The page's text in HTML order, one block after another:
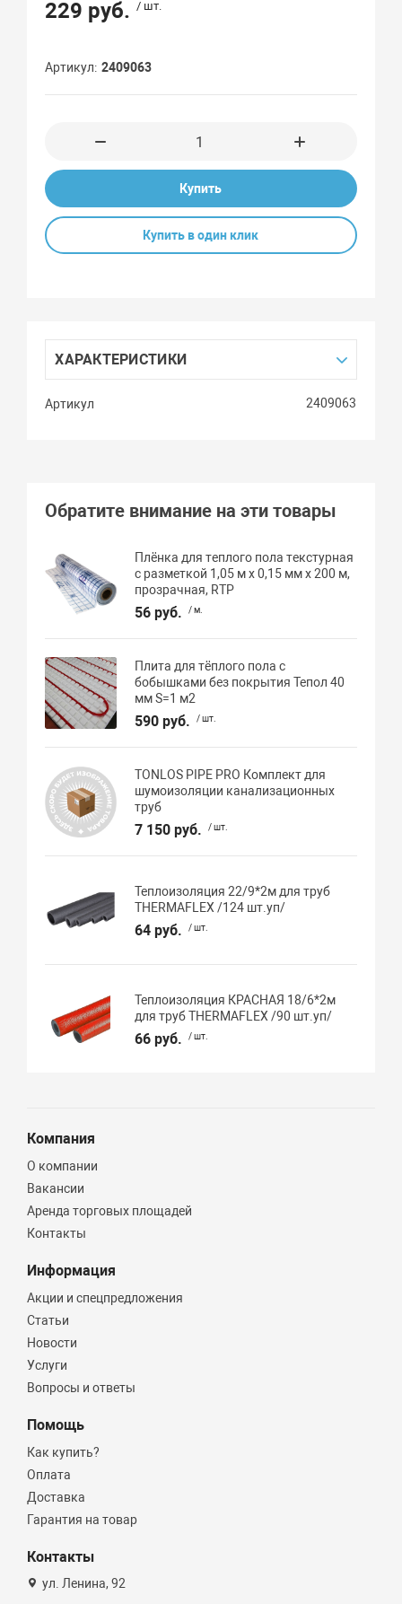
229 руб. / шт.
Артикул 2409063
Купить
Купить в один клик
ХАРАКТЕРИСТИКИ
Артикул 2409063
Обратите внимание на эти товары
Плёнка для теплого пола текстурная
с разметкой 1,05 м х 0,15 мм х 200 м,
прозрачная, RTP
56 руб. / м.
Плита для тёплого пола с
бобышками без покрытия Тепол 40
мм S=1 м2
590 руб. / шт.
TONLOS PIPE PRO Комплект для
шумоизоляции канализационных
труб
7 150 руб. / шт.
Теплоизоляция 22/9*2м для труб
THERMAFLEX /124 шт.уп/
64 руб. / шт.
Теплоизоляция КРАСНАЯ 18/6*2м
для труб THERMAFLEX /90 шт.уп/
66 руб. / шт.
Компания
О компании
Вакансии
Аренда торговых площадей
Контакты
Информация
Акции и спецпредложения
Статьи
Новости
Услуги
Вопросы и ответы
Помощь
Как купить?
Оплата
Доставка
Гарантия на товар
Контакты
ул. Ленина, 92